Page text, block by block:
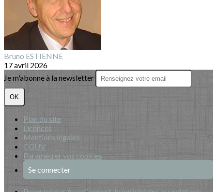
Bruno ESTIENNE
17 avril 2026
Je m'abonne à la newsletter
OK
Plan du site
Licences
Mentions légales
CGUV
Paramétrer vos cookies
Se connecter